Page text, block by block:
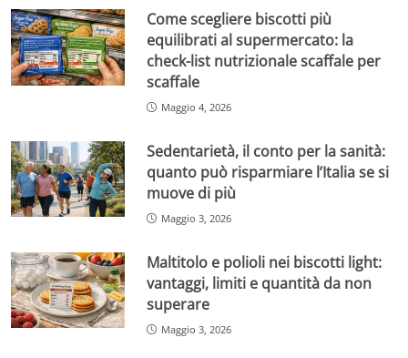
Come scegliere biscotti più
equilibrati al supermercato: la
check-list nutrizionale scaffale per
scaffale
Maggio 4, 2026
Sedentarietà, il conto per la sanità:
quanto può risparmiare l’Italia se si
muove di più
Maggio 3, 2026
Maltitolo e polioli nei biscotti light:
vantaggi, limiti e quantità da non
superare
Maggio 3, 2026